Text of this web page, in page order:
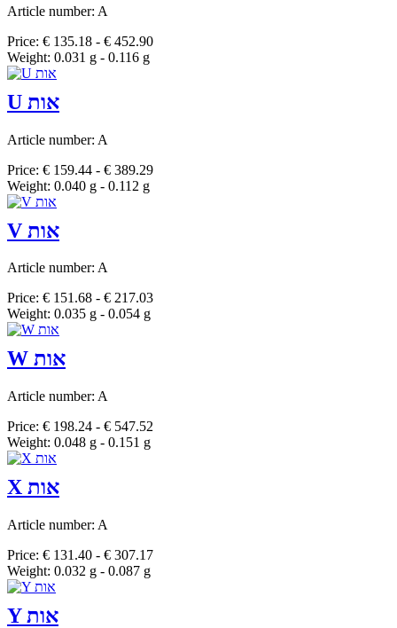
Article number: A
Price: € 135.18 - € 452.90
Weight: 0.031 g - 0.116 g
U אות
Article number: A
Price: € 159.44 - € 389.29
Weight: 0.040 g - 0.112 g
V אות
Article number: A
Price: € 151.68 - € 217.03
Weight: 0.035 g - 0.054 g
W אות
Article number: A
Price: € 198.24 - € 547.52
Weight: 0.048 g - 0.151 g
X אות
Article number: A
Price: € 131.40 - € 307.17
Weight: 0.032 g - 0.087 g
Y אות